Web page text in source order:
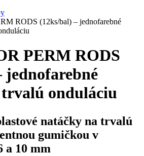
RODS (12ks/bal) – jednofarebné
PERM RODS
jednofarebné
onduláciu
natáčky na trvalú
gumičkou v
a 10 mm